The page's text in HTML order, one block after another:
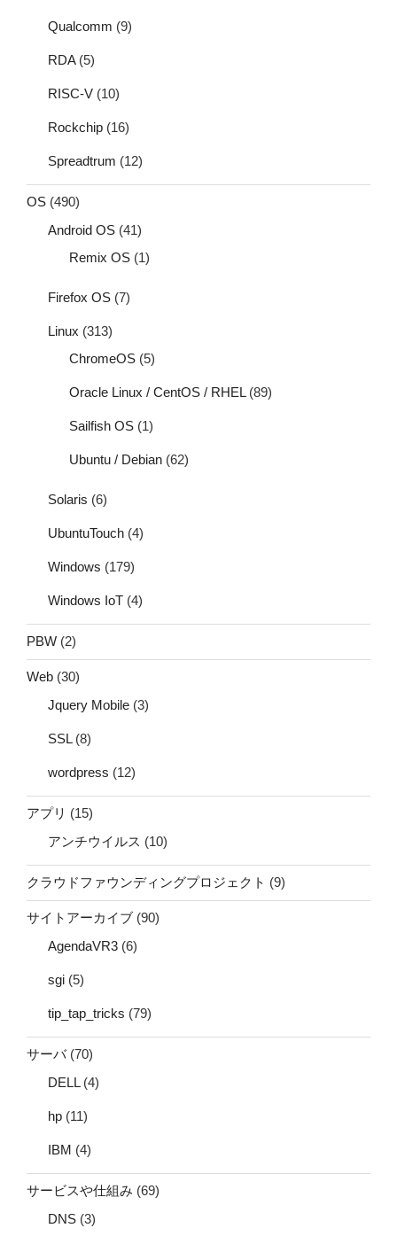
Qualcomm (9)
RDA(5)
RISC-V (10)
Rockchip (16)
Spreadtrum (12)
OS (490)
Android OS (41)
Remix OS (1)
Firefox OS (7)
Linux (313)
ChromeOS (5)
Oracle Linux / CentOS / RHEL(89)
Sailfish OS (1)
Ubuntu / Debian (62)
Solaris (6)
UbuntuTouch (4)
Windows (179)
Windows IoT (4)
PBW (2)
Web (30)
Jquery Mobile (3)
SSL(8)
wordpress (12)
アプリ (15)
アンチウイルス (10)
クラウドファウンディングプロジェクト (9)
サイトアーカイブ (90)
AgendaVR3 (6)
sgi (5)
tip_tap_tricks (79)
サーバ(70)
DELL(4)
hp (11)
IBM (4)
サービスや仕組み (69)
DNS (3)